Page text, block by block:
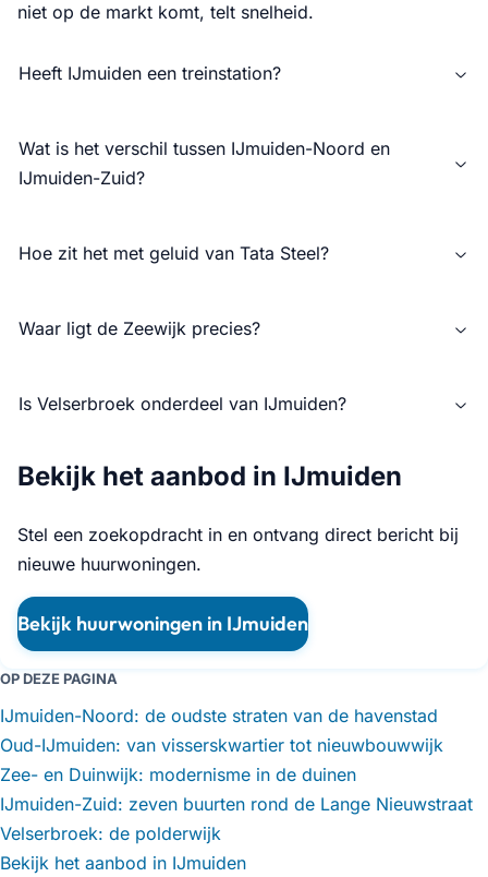
niet op de markt komt, telt snelheid.
Heeft IJmuiden een treinstation?
Wat is het verschil tussen IJmuiden-Noord en
IJmuiden-Zuid?
Hoe zit het met geluid van Tata Steel?
Waar ligt de Zeewijk precies?
Is Velserbroek onderdeel van IJmuiden?
Bekijk het aanbod in IJmuiden
Stel een zoekopdracht in en ontvang direct bericht bij
nieuwe huurwoningen.
Bekijk huurwoningen in IJmuiden
OP DEZE PAGINA
IJmuiden-Noord: de oudste straten van de havenstad
Oud-IJmuiden: van visserskwartier tot nieuwbouwwijk
Zee- en Duinwijk: modernisme in de duinen
IJmuiden-Zuid: zeven buurten rond de Lange Nieuwstraat
Velserbroek: de polderwijk
Bekijk het aanbod in IJmuiden